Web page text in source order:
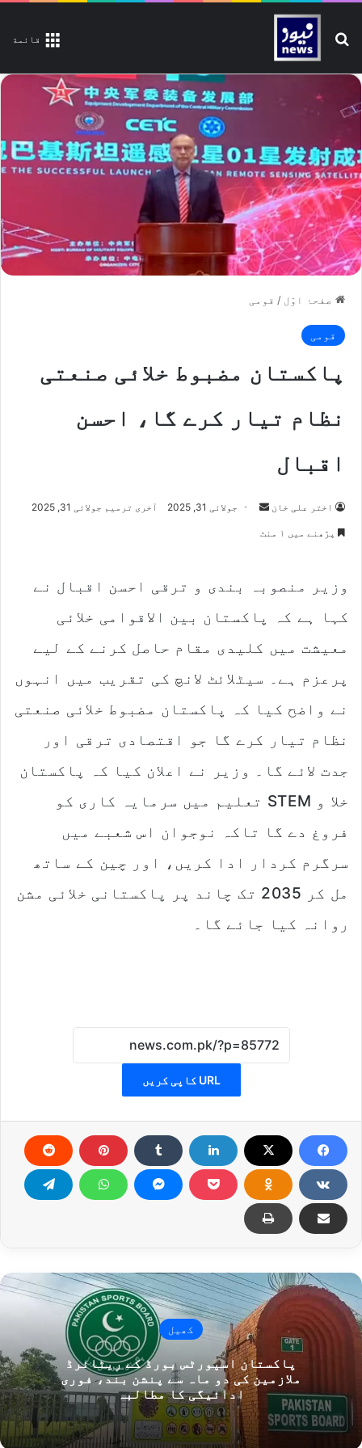
قائمة تلاش کیجیے
صفحۂ اوّل / قومی
قومی
پاکستان مضبوط خلائی صنعتی
نظام تیار کرے گا، احسن
اقبال
اختر علی خان
e
m
i
جولائی 31, 2025 آخری ترمیم جولائی 31, 2025
پڑھنے میں ۱ منٹ
وزیر منصوبہ بندی و ترقی احسن اقبال نے
کہا ہے کہ پاکستان بین الاقوامی خلائی
معیشت میں کلیدی مقام حاصل کرنے کے لیے
پرعزم ہے۔ سیٹلائٹ لانچ کی تقریب میں انہوں
نے واضح کیا کہ پاکستان مضبوط خلائی صنعتی
نظام تیار کرے گا جو اقتصادی ترقی اور
جدت لائے گا۔ وزیر نے اعلان کیا کہ پاکستان
خلا و STEM تعلیم میں سرمایہ کاری کو
فروغ دے گا تاکہ نوجوان اس شعبے میں
سرگرم کردار ادا کریں، اور چین کے ساتھ
مل کر 2035 تک چاند پر پاکستانی خلائی مشن
روانہ کیا جائے گا۔
URL کاپی کریں
کھیل
پاکستان اسپورٹس بورڈ کے ریٹائرڈ
ملازمین کی دو ماہ سے پنشن بند، فوری
ادائیگی کا مطالبہ